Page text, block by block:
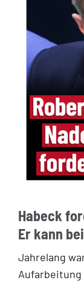
Habeck
Er kann
Jahrelang
Aufarbeitung